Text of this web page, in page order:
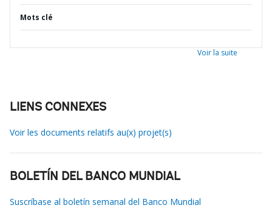
Mots clé
Voir la suite
LIENS CONNEXES
Voir les documents relatifs au(x) projet(s)
BOLETÍN DEL BANCO MUNDIAL
Suscríbase al boletín semanal del Banco Mundial